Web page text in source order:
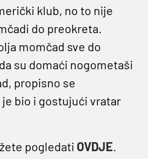
klub, no to nije
do preokreta.
momčad sve do
su domaći nogometaši
propisno se
bio i gostujući vratar
pogledati OVDJE.